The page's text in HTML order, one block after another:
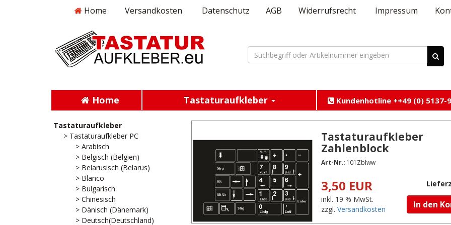
Home Versandkosten Datenschutz AGB Widerrufsrecht Impressum
Home Tastaturaufkleber Kundenhotline ++49 (0) 5137-
Tastaturaufkleber
> Tastaturaufkleber PC
> Arabisch
> Belgisch (Belgien)
> Belarusisch (Belarus)
> Blanco
> Bulgarisch
> Chinesisch
> Dänisch (Dänemark)
> Deutsch(Deutschland)
Tastaturaufkleber
Zahlenblock
Art-Nr.: 101Zblww
3,50 EUR
inkl. 19 % MwSt.
zzgl.Versandkosten In den